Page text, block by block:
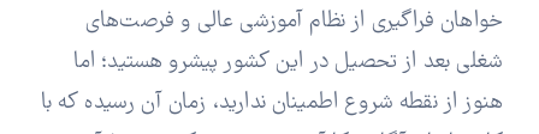
خواهان فراگیری از نظام آموزشی عالی و فرصت‌های
شغلی بعد از تحصیل در این کشور پیشرو هستید؛ اما
هنوز از نقطه شروع اطمینان ندارید، زمان آن رسیده که با